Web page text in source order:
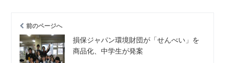
前のページへ
損保ジャパン環境財団が「せんべい」を
商品化、中学生が発案